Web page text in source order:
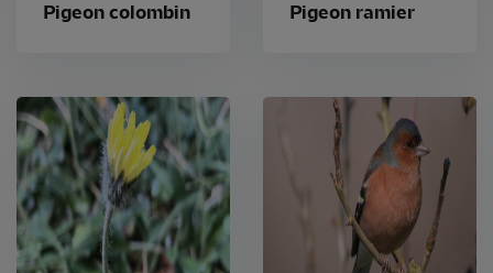
Pigeon colombin Pigeon ramier